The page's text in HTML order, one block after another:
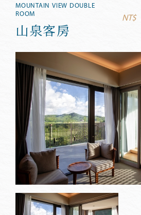
MOUNTAIN VIEW DOUBLE
ROOM
山泉客房
NT$